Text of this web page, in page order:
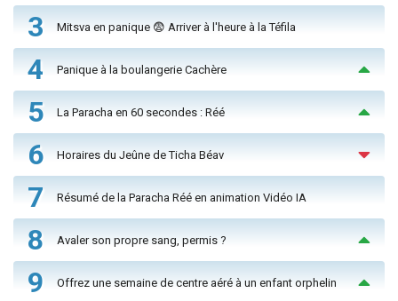
3 Mitsva en panique 😨 Arriver à l'heure à la Téfila
4 Panique à la boulangerie Cachère
5 La Paracha en 60 secondes : Réé
6 Horaires du Jeûne de Ticha Béav
7 Résumé de la Paracha Réé en animation Vidéo IA
8 Avaler son propre sang, permis ?
9 Offrez une semaine de centre aéré à un enfant orphelin